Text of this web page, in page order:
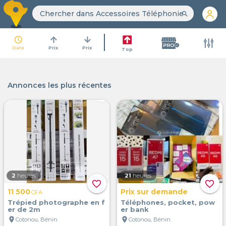
search
access_time
Date
arrow_upward
Prix
arrow_downward
Prix Top
Annonces les plus récentes
favorite_border
2 heures
11 500CFA
Trépied photographe en f
er de 2m
location_on Cotonou, Bénin
favorite_border
21 heures
Prix sur demande
Téléphones, pocket, pow
er bank
location_on Cotonou, Bénin